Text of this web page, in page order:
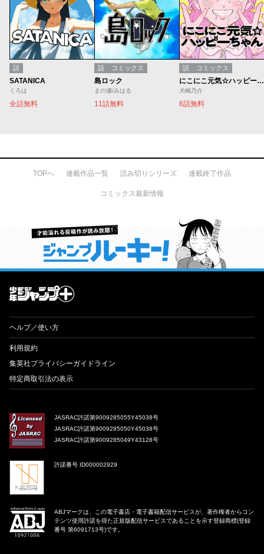
話
SATANICA
くろは
全話無料
話 コミックス
島ロック
まの瀬/みはる
11話無料
話 コミックス
にこにこ元気☆ハッピーちゃん
犬嶋乃介
6話無料
TOPへ 連載作品一覧 読み切りシリーズ 連載終了作品
コミックス最新情報
才能溢れる投稿作が読み放題！ ジャンプルーキー！
ヘルプ／使い方
利用規約
集英社プライバシーガイドライン
特定商取引法の表示
JASRAC許諾第9009285055Y45038号
JASRAC許諾第9009285050Y45038号
JASRAC許諾第9009285049Y43128号
許諾番号 ID000002929
ABJマークは、この電子書店・電子書籍配信サービスが、著作権者からコン
テンツ使用許諾を得た正規版配信サービスであることを示す登録商標(登録
番号 第6091713号)です。